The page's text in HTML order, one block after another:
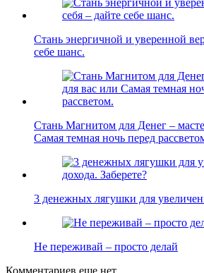
Стань энергичной и уверенной
себе шанс.
Стань Магнитом для Денег –
Самая темная ночь перед
3 денежных лягушки для
Не переживай – просто делай
Комментариев еще нет.